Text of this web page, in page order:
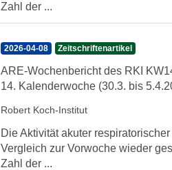
Zahl der ...
2026-04-08 Zeitschriftenartikel
ARE-Wochenbericht des RKI
14. Kalenderwoche (30.3. bis
Robert Koch-Institut
Die Aktivität akuter
Vergleich zur Vorwoche wieder
Zahl der ...